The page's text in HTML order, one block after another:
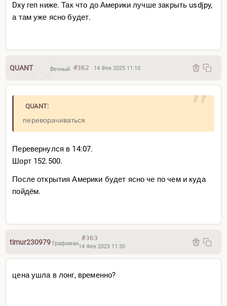
Dxy геп ниже. Так что до Америки лучше закрыть usdjpy,
а там уже ясно будет.
QUANT Вечный #362 14 Фев 2025 11:10
QUANT:
переворачиваться
Перевернулся в 14:07.
Шорт 152.500.
После открытия Америки будет ясно че по чем и куда
пойдём.
timur230979Графоман
#363
14 Фев 2025 11:30
цена ушла в лонг, временно?